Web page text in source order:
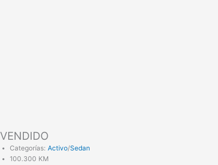
VENDIDO
Categorías: Activo/Sedan
100.300 KM